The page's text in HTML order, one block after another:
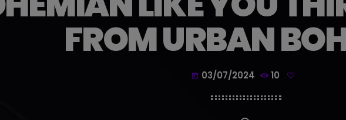
FROM URBAN
today 03/07/2024 10